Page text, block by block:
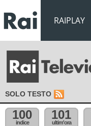
RAIPLAY
SOLO TESTO
100
indice
101
ultim'ora